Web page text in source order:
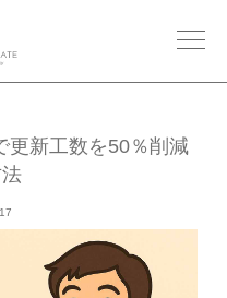
更新工数を50％削減